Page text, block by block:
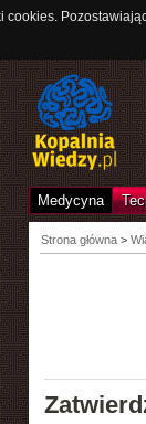
cookies.
Medycyna
Strona główna>